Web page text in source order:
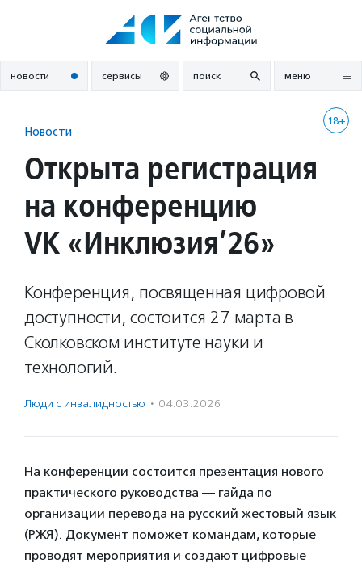
новости сервисы поиск меню
18+
Новости
Открыта регистрация
на конференцию
VK «Инклюзия’26»
Конференция, посвященная цифровой
доступности, состоится 27 марта в
Сколковском институте науки и
технологий.
Люди с инвалидностью · 04.03.2026
На конференции состоится презентация нового
практического руководства — гайда по
организации перевода на русский жестовый язык
(РЖЯ). Документ поможет командам, которые
проводят мероприятия и создают цифровые